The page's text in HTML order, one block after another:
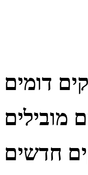
דומים
מובילים
חדשים